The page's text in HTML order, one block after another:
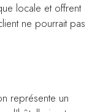
locale et offrent
ne pourrait pas
représente un